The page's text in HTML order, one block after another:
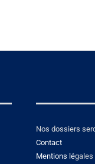
Nos dossiers
Contact
Mentions légales